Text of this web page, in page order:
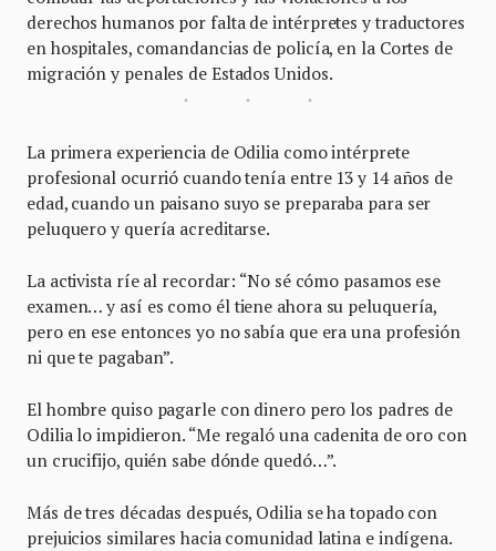
derechos humanos por falta de intérpretes y traductores
en hospitales, comandancias de policía, en la Cortes de
migración y penales de Estados Unidos.
La primera experiencia de Odilia como intérprete
profesional ocurrió cuando tenía entre 13 y 14 años de
edad, cuando un paisano suyo se preparaba para ser
peluquero y quería acreditarse.
La activista ríe al recordar: “No sé cómo pasamos ese
examen… y así es como él tiene ahora su peluquería,
pero en ese entonces yo no sabía que era una profesión
ni que te pagaban”.
El hombre quiso pagarle con dinero pero los padres de
Odilia lo impidieron. “Me regaló una cadenita de oro con
un crucifijo, quién sabe dónde quedó…”.
Más de tres décadas después, Odilia se ha topado con
prejuicios similares hacia comunidad latina e indígena.